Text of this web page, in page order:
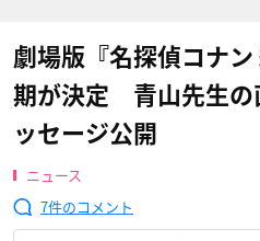
劇場版『名探偵コナ
期が決定 青山先生の
ッセージ公開
ニュース
7